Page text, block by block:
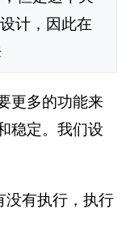
计，因此在
更多的功能来
稳定。我们设
没有执行，执行